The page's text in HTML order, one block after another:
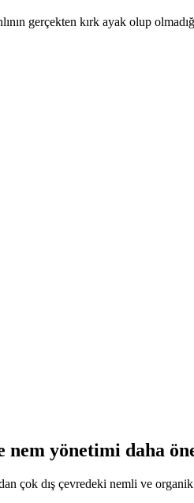
gerçekten kırk ayak olup
nem yönetimi daha
çok dış çevredeki nemli ve organik